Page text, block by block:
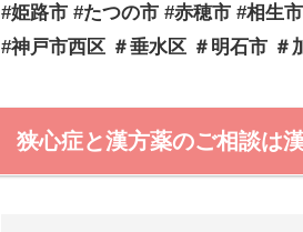
#姫路市 #たつの市 #赤穂市 #相生
#神戸市西区 ＃垂水区 ＃明石市 ＃
狭心症と漢方薬のご相談は